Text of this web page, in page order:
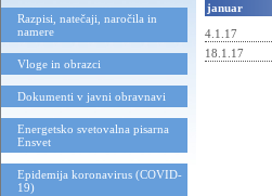
Razpisi, natečaji, naročila in
namere
Vloge in obrazci
Dokumenti v javni obravnavi
Energetsko svetovalna pisarna
Ensvet
Epidemija koronavirus (COVID-
19)
januar
4.1.17
18.1.17